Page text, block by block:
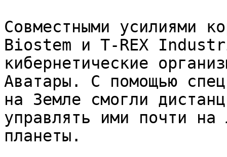
Совместными усилиями
Biostem и T-REX
кибернетические
Аватары. С помощью
на Земле смогли
управлять ими почти на
планеты.